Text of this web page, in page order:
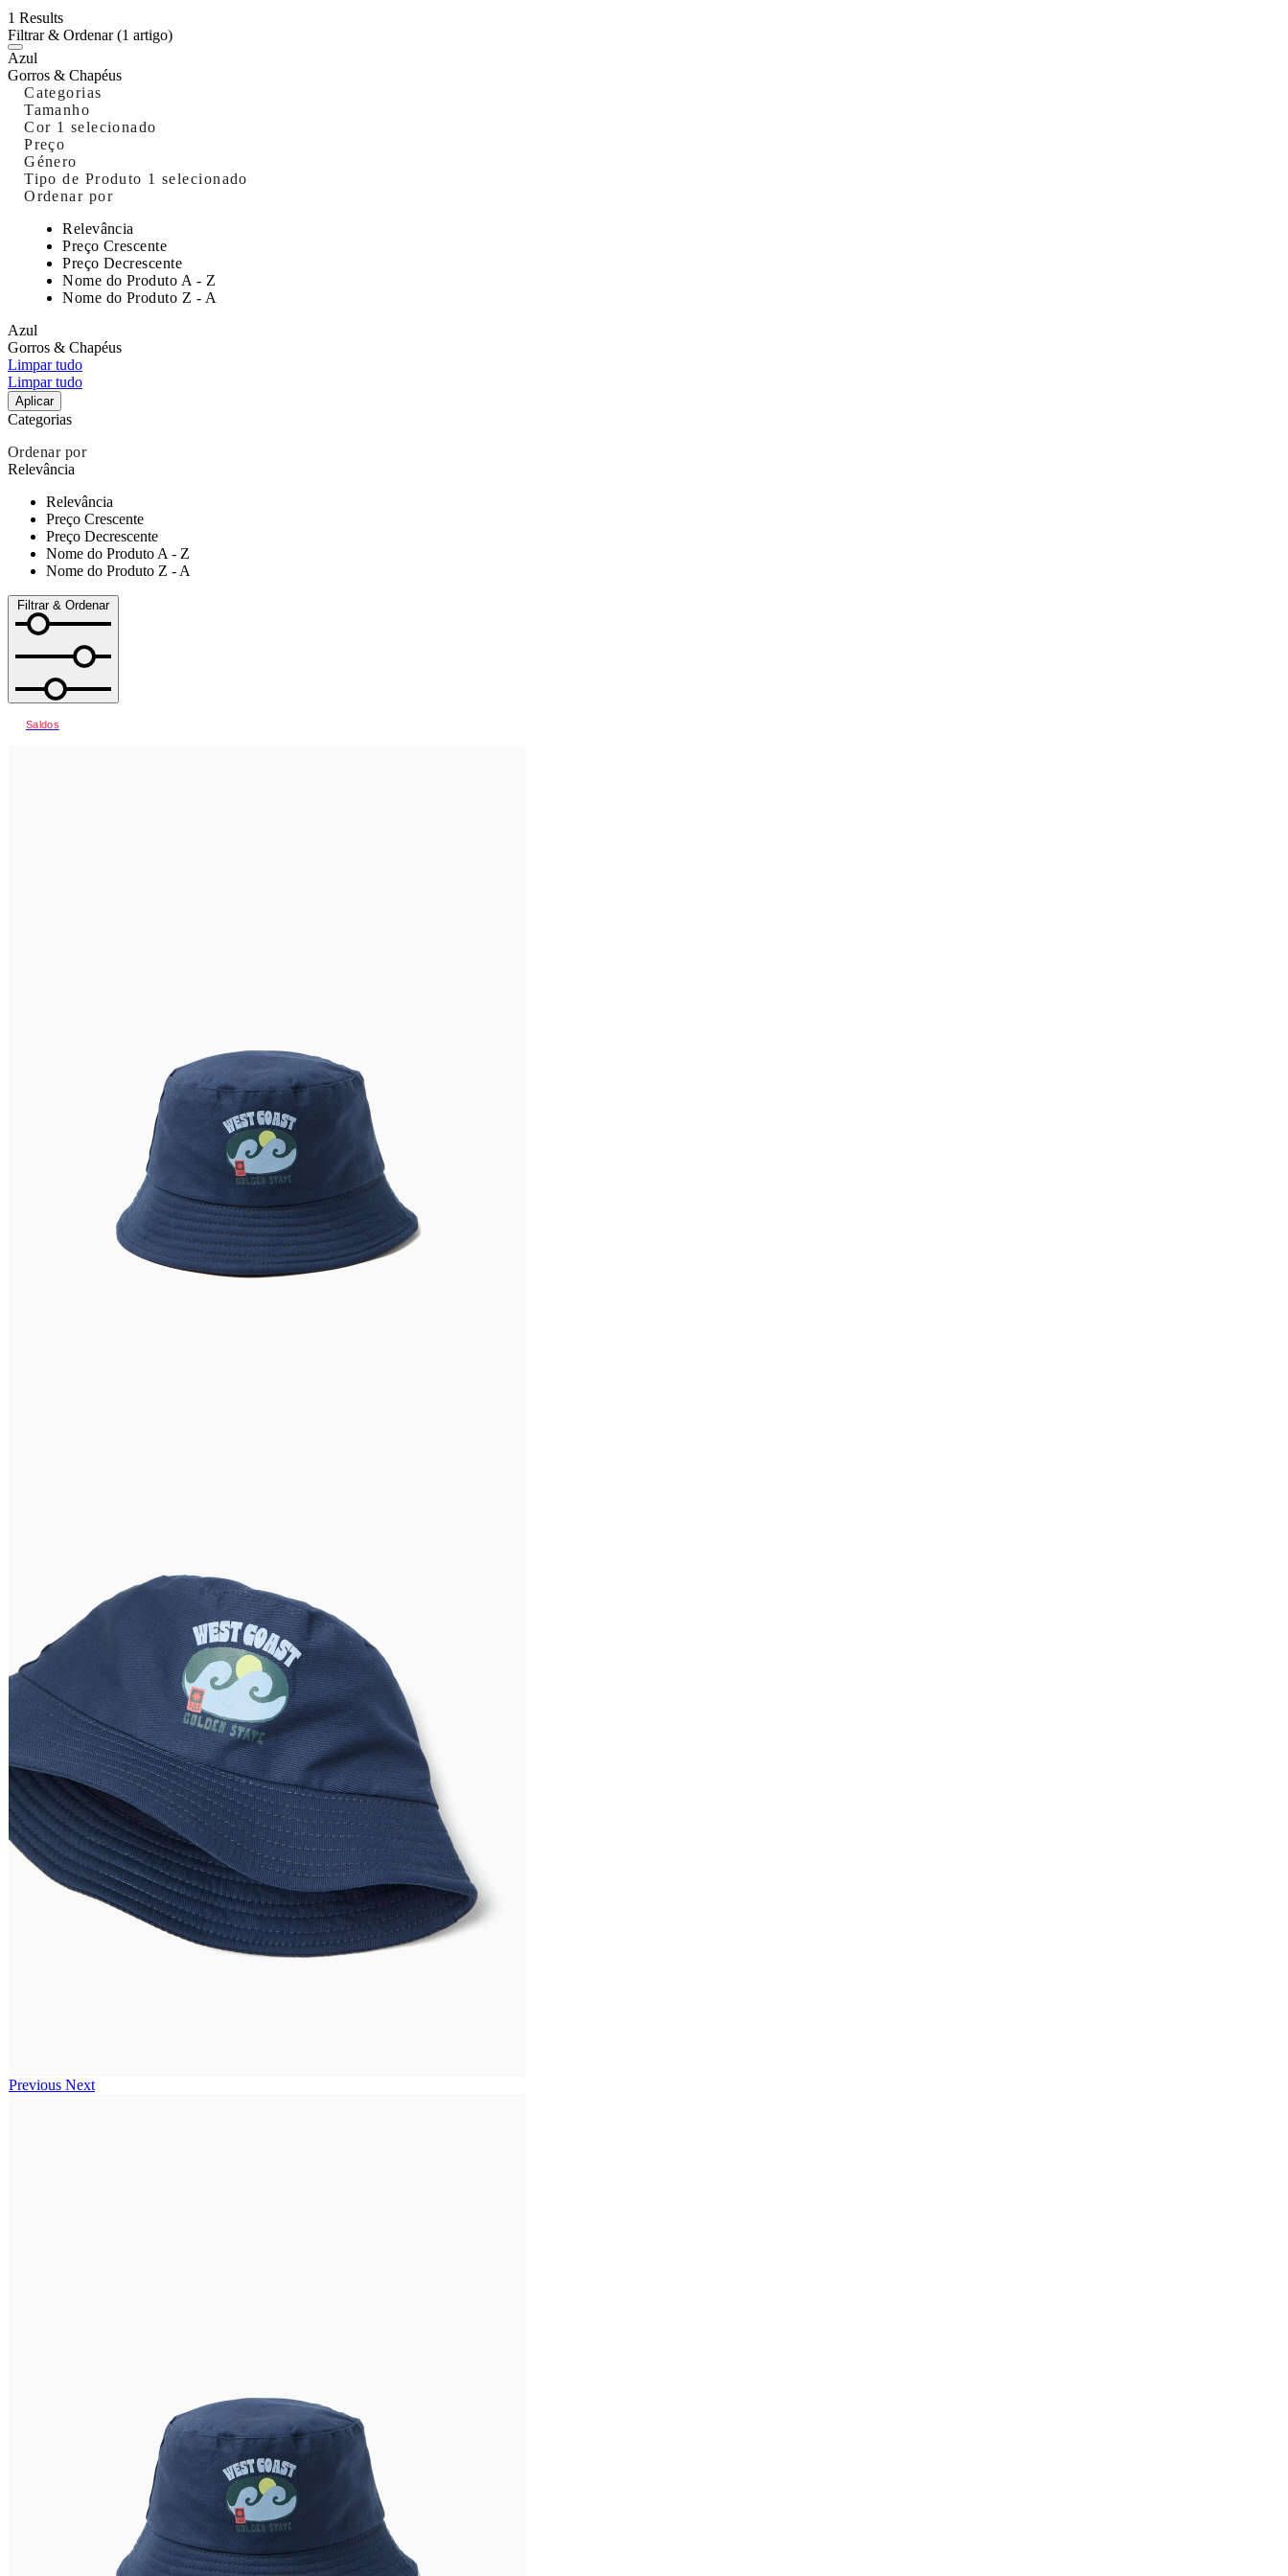
1 Results
Filtrar & Ordenar(1 artigo)
Azul
Gorros & Chapéus
Categorias
Tamanho
Cor 1 selecionado
Preço
Género
Tipo de Produto 1 selecionado
Ordenar por
Relevância
Preço Crescente
Preço Decrescente
Nome do Produto A - Z
Nome do Produto Z - A
Azul
Gorros & Chapéus
Limpar tudo
Limpar tudo
Aplicar
Categorias
Ordenar por
Relevância
Relevância
Preço Crescente
Preço Decrescente
Nome do Produto A - Z
Nome do Produto Z - A
Filtrar & Ordenar
Saldos
Previous Next